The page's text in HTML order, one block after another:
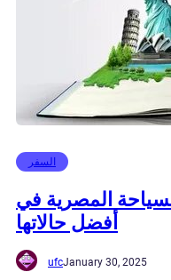
السفر
المصرية في
أفضل حالاتها
ufcJanuary 30, 2025